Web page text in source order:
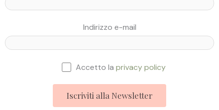
Indirizzo e-mail
Accetto laprivacy policy